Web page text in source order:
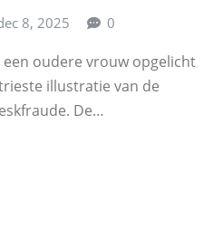
8, 2025 0
een oudere vrouw opgelicht
illustratie van de
De…